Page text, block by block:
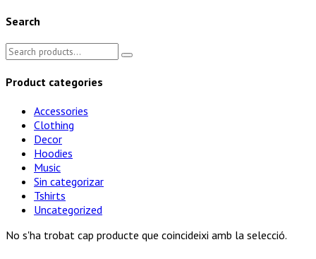
Search
Search
for:
Product categories
Accessories
Clothing
Decor
Hoodies
Music
Sin categorizar
Tshirts
Uncategorized
No s'ha trobat cap producte que coincideixi amb la selecció.